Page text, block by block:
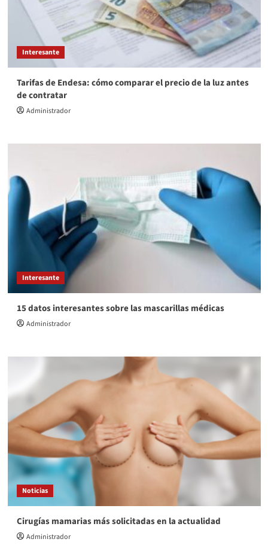
Interesante
Tarifas de Endesa: cómo comparar el precio de la luz antes
de contratar
Administrador
Interesante
15 datos interesantes sobre las mascarillas médicas
Administrador
Noticias
Cirugías mamarias más solicitadas en la actualidad
Administrador